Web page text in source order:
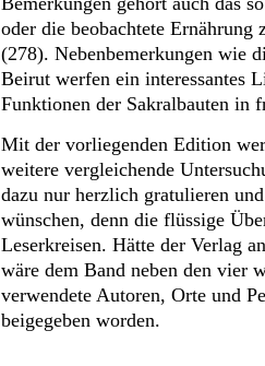
oder die beobachtete
(278). Nebenbemerkungen wie
Beirut werfen ein interessantes
Funktionen der Sakralbauten in
Mit der vorliegenden Edition
weitere vergleichende
dazu nur herzlich gratulieren
wünschen, denn die flüssige
Leserkreisen. Hätte der Verlag
wäre dem Band neben den vier
verwendete Autoren, Orte und
beigegeben worden.